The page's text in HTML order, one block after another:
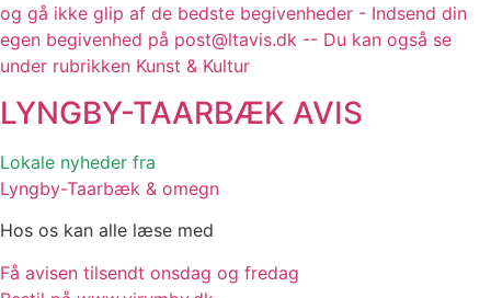
og gå ikke glip af de bedste begivenheder - Indsend din
egen begivenhed på post@ltavis.dk -- Du kan også se
under rubrikken Kunst & Kultur
LYNGBY-TAARBÆK AVIS
Lokale nyheder fra
Lyngby-Taarbæk & omegn
Hos os kan alle læse med
Få avisen tilsendt onsdag og fredag